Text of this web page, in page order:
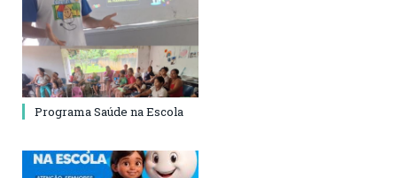
Programa Saúde na Escola